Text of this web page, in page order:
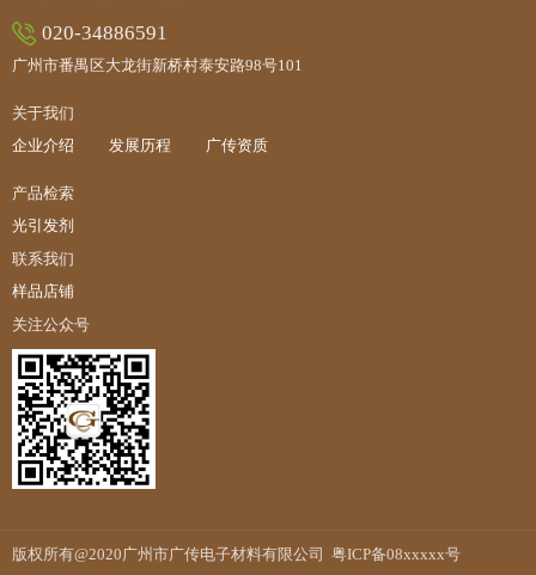
关于我们
企业介绍 发展历程 广传资质
产品检索
光引发剂
联系我们
样品店铺
关注公众号
020-34886591
广州市番禺区大龙街新桥村泰安路98号101
版权所有@2020广州市广传电子材料有限公司 粤ICP备08xxxxx号